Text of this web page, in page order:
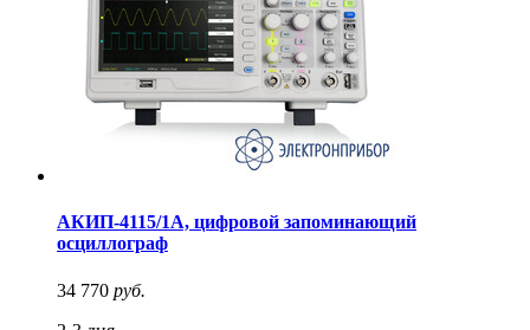
АКИП-4115/1А, цифровой запоминающий
осциллограф
34 770 руб.